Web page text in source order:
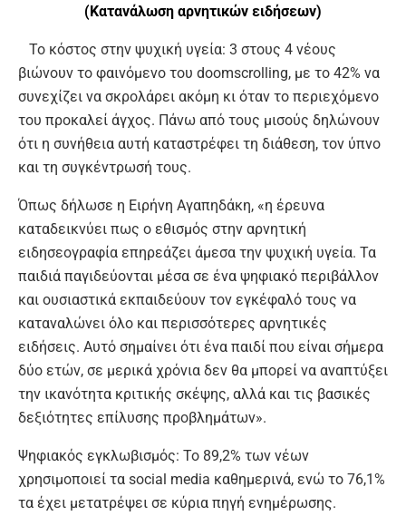
(Κατανάλωση αρνητικών ειδήσεων)
Το κόστος στην ψυχική υγεία: 3 στους 4 νέους
βιώνουν το φαινόμενο του doomscrolling, με το 42% να
συνεχίζει να σκρολάρει ακόμη κι όταν το περιεχόμενο
του προκαλεί άγχος. Πάνω από τους μισούς δηλώνουν
ότι η συνήθεια αυτή καταστρέφει τη διάθεση, τον ύπνο
και τη συγκέντρωσή τους.
Όπως δήλωσε η Ειρήνη Αγαπηδάκη, «η έρευνα
καταδεικνύει πως ο εθισμός στην αρνητική
ειδησεογραφία επηρεάζει άμεσα την ψυχική υγεία. Τα
παιδιά παγιδεύονται μέσα σε ένα ψηφιακό περιβάλλον
και ουσιαστικά εκπαιδεύουν τον εγκέφαλό τους να
καταναλώνει όλο και περισσότερες αρνητικές
ειδήσεις. Αυτό σημαίνει ότι ένα παιδί που είναι σήμερα
δύο ετών, σε μερικά χρόνια δεν θα μπορεί να αναπτύξει
την ικανότητα κριτικής σκέψης, αλλά και τις βασικές
δεξιότητες επίλυσης προβλημάτων».
Ψηφιακός εγκλωβισμός: Το 89,2% των νέων
χρησιμοποιεί τα social media καθημερινά, ενώ το 76,1%
τα έχει μετατρέψει σε κύρια πηγή ενημέρωσης.